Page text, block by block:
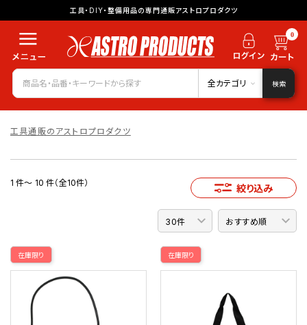
工具・DIY・整備用品の専門通販アストロプロダクツ
0
全カテゴリ 検索
工具通販のアストロプロダクツ
1 件～ 10 件（全10件） 絞り込み
在庫限り 在庫限り